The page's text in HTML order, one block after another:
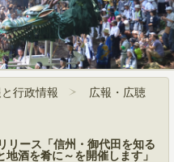
行政情報
広報・広聴
リース「信州・御代田を知る
酒を肴に～を開催します」